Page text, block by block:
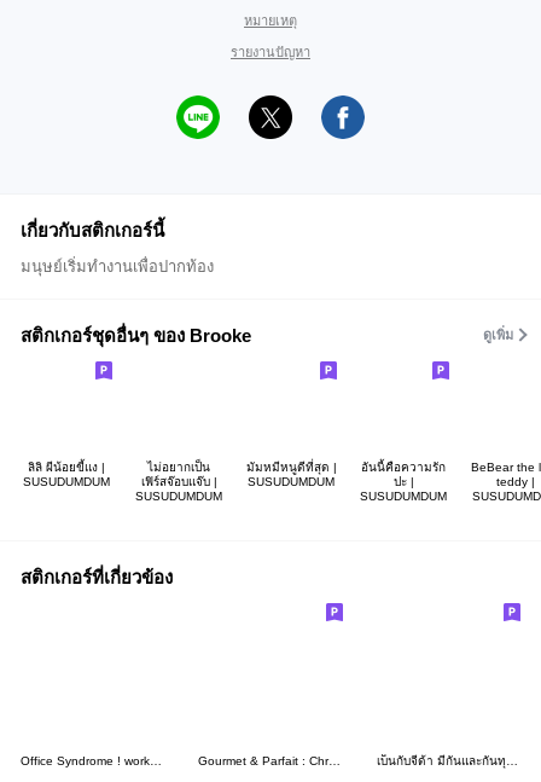
หมายเหตุ
รายงานปัญหา
เกี่ยวกับสติกเกอร์นี้
มนุษย์เริ่มทำงานเพื่อปากท้อง
สติกเกอร์ชุดอื่นๆ ของ Brooke ดูเพิ่ม
ลิลิ ผีน้อยขี้แง |
SUSUDUMDUM
ไม่อยากเป็น
เฟิร์สจ๊อบแจ๊บ |
SUSUDUMDUM
มัมหมีหนูดีที่สุด |
SUSUDUMDUM
อันนี้คือความรัก
ปะ |
SUSUDUMDUM
BeBear the
teddy |
สติกเกอร์ที่เกี่ยวข้อง
Office Syndrome ! work hard play hard Gourmet & Parfait : Christmas with you เบ็นกับจีด้า มีกันและกันทุกวัน